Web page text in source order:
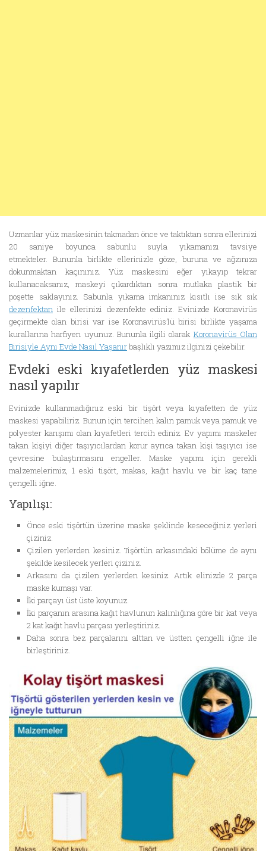
Uzmanlar yüz maskesinin takmadan önce ve taktıktan sonra ellerinizi
20 saniye boyunca sabunlu suyla yıkamanızı tavsiye
etmekteler. Bununla birlikte ellerinizle göze, buruna ve ağzınıza
dokunmaktan kaçınınız. Yüz maskesini eğer yıkayıp tekrar
kullanacaksanız, maskeyi çıkardıktan sonra mutlaka plastik bir
poşette saklayınız. Sabunla yıkama imkanınız kısıtlı ise sık sık
dezenfektan ile ellerinizi dezenfekte ediniz. Evinizde Koronavirüs
geçirmekte olan birisi var ise Koronavirüs’lü birisi birlikte yaşama
kurallarına harfiyen uyunuz. Bununla ilgili olarak Koronavirüs Olan
Birisiyle Aynı Evde Nasıl Yaşanırbaşlıklı yazımız ilginizi çekebilir.
Evdeki eski kıyafetlerden yüz maskesi
nasıl yapılır
Evinizde kullanmadığınız eski bir tişört veya kıyafetten de yüz
maskesi yapabiliriz. Bunun için tercihen kalın pamuk veya pamuk ve
polyester karışımı olan kıyafetleri tercih ediniz. Ev yapımı maskeler
takan kişiyi diğer taşıyıcılardan korur ayrıca takan kişi taşıyıcı ise
çevresine bulaştırmasını engeller. Maske yapımı için gerekli
malzemelerimiz, 1 eski tişört, makas, kağıt havlu ve bir kaç tane
çengelli iğne.
Yapılışı:
Önce eski tişörtün üzerine maske şeklinde keseceğiniz yerleri
çiziniz.
Çizilen yerlerden kesiniz. Tişörtün arkasındaki bölüme de aynı
şekilde kesilecek yerleri çiziniz.
Arkasını da çizilen yerlerden kesiniz. Artık elinizde 2 parça
maske kumaşı var.
İki parçayı üst üste koyunuz.
İki parçanın arasına kağıt havlunun kalınlığına göre bir kat veya
2 kat kağıt havlu parçası yerleştiriniz.
Daha sonra bez parçalarını alttan ve üstten çengelli iğne ile
birleştiriniz.